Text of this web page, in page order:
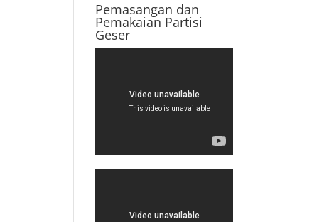
Pemasangan dan
Pemakaian Partisi
Geser